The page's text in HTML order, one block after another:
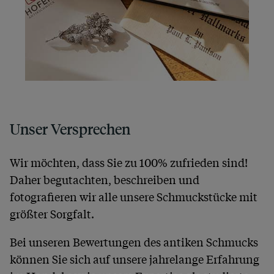
Unser Versprechen
Wir möchten, dass Sie zu 100% zufrieden sind!
Daher begutachten, beschreiben und
fotografieren wir alle unsere Schmuckstücke mit
größter Sorgfalt.
Bei unseren Bewertungen des antiken Schmucks
können Sie sich auf unsere jahrelange Erfahrung